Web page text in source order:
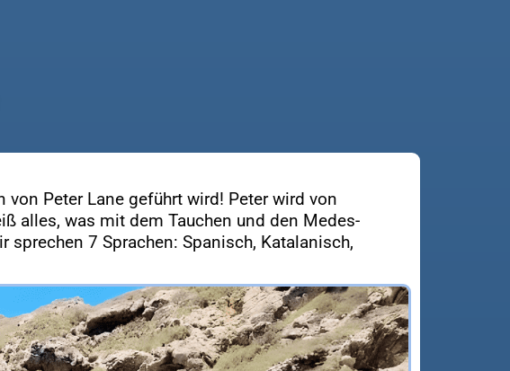
Peter Lane geführt wird! Peter wird von
alles, was mit dem Tauchen und den Medes-
sprechen 7 Sprachen: Spanisch, Katalanisch,